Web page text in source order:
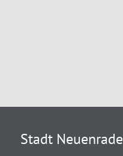
Stadt Neuenrade